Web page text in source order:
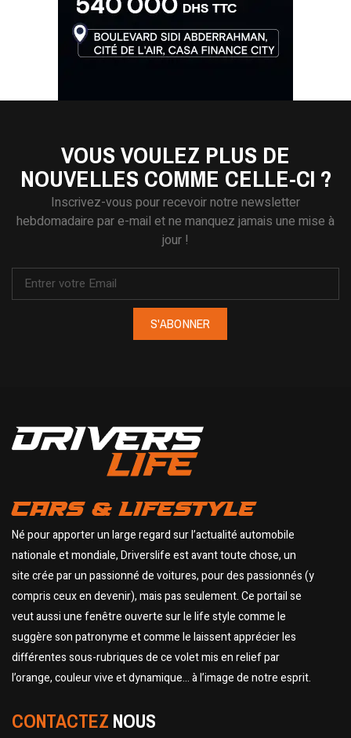
VOUS VOULEZ PLUS DE
NOUVELLES COMME CELLE-CI ?
Inscrivez-vous pour recevoir notre newsletter
hebdomadaire par e-mail et ne manquez jamais une mise à
jour !
S'ABONNER
CARS & LIFESTYLE
Né pour apporter un large regard sur l’actualité automobile
nationale et mondiale, Driverslife est avant toute chose, un
site crée par un passionné de voitures, pour des passionnés (y
compris ceux en devenir), mais pas seulement. Ce portail se
veut aussi une fenêtre ouverte sur le life style comme le
suggère son patronyme et comme le laissent apprécier les
différentes sous-rubriques de ce volet mis en relief par
l’orange, couleur vive et dynamique… à l’image de notre esprit.
CONTACTEZ NOUS